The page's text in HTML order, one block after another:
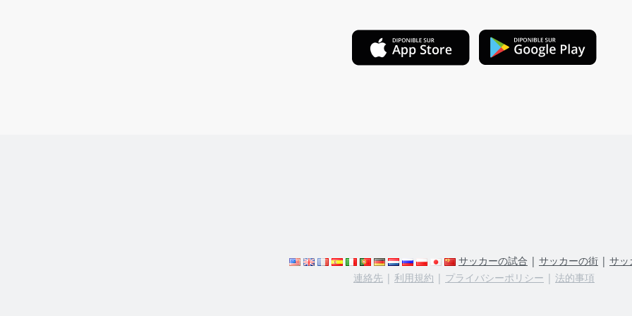
サッカーの試合 | サッカーの街 | サッ
連絡先 | 利用規約 | プライバシーポリシー | 法的事項